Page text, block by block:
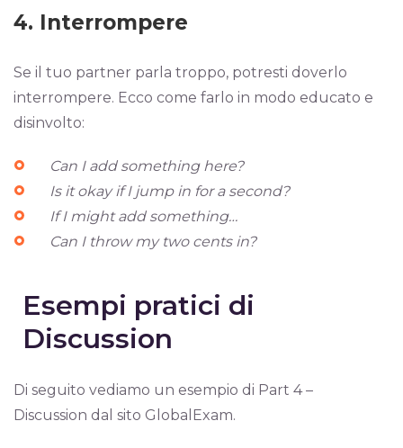
4. Interrompere
Se il tuo partner parla troppo, potresti doverlo
interrompere. Ecco come farlo in modo educato e
disinvolto:
Can I add something here?
Is it okay if I jump in for a second?
If I might add something…
Can I throw my two cents in?
Esempi pratici di
Discussion
Di seguito vediamo un esempio di Part 4 –
Discussion dal sito GlobalExam.